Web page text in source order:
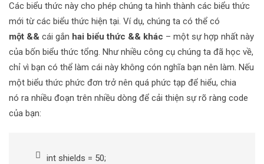
Các biểu thức này cho phép chúng ta hình thành các biểu thức
mới từ các biểu thức hiện tại. Ví dụ, chúng ta có thể có
một && cái gắn hai biểu thức && khác – một sự hợp nhất này
của bốn biểu thức tổng. Như nhiều công cụ chúng ta đã học về,
chỉ vì bạn có thể làm cái này không cón nghĩa bạn nên làm. Nếu
một biểu thức phức đơn trở nên quá phức tạp để hiểu, chia
nó ra nhiều đoạn trên nhiều dòng để cải thiện sự rõ ràng code
của bạn:
int shields = 50;